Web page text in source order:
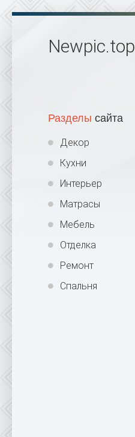
Newpic.top
Разделы сайта
Декор
Кухни
Интерьер
Матрасы
Мебель
Отделка
Ремонт
Спальня